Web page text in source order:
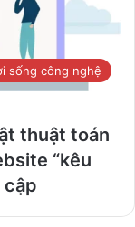
sống công nghệ
thuật toán
“kêu
cập